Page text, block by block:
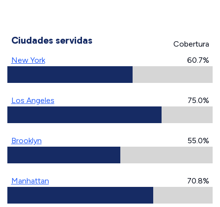
Ciudades servidas
Cobertura
New York
60.7%
Los Angeles 75.0%
Brooklyn 55.0%
Manhattan 70.8%